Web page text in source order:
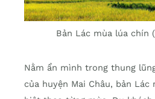
Bản Lác mùa lúa chín
Nằm ẩn mình trong thung
của huyện Mai Châu, bản Lác